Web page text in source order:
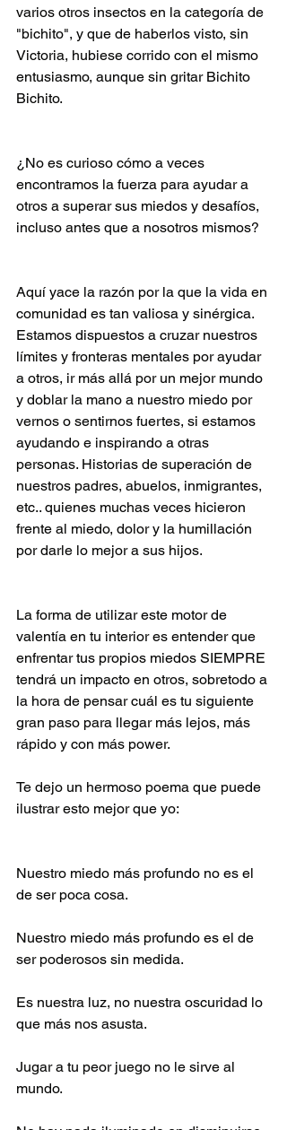
varios otros insectos en la categoría de
"bichito", y que de haberlos visto, sin
Victoria, hubiese corrido con el mismo
entusiasmo, aunque sin gritar Bichito
Bichito.
¿No es curioso cómo a veces
encontramos la fuerza para ayudar a
otros a superar sus miedos y desafíos,
incluso antes que a nosotros mismos?
Aquí yace la razón por la que la vida en
comunidad es tan valiosa y sinérgica.
Estamos dispuestos a cruzar nuestros
límites y fronteras mentales por ayudar
a otros, ir más allá por un mejor mundo
y doblar la mano a nuestro miedo por
vernos o sentirnos fuertes, si estamos
ayudando e inspirando a otras
personas. Historias de superación de
nuestros padres, abuelos, inmigrantes,
etc.. quienes muchas veces hicieron
frente al miedo, dolor y la humillación
por darle lo mejor a sus hijos.
La forma de utilizar este motor de
valentía en tu interior es entender que
enfrentar tus propios miedos SIEMPRE
tendrá un impacto en otros, sobretodo a
la hora de pensar cuál es tu siguiente
gran paso para llegar más lejos, más
rápido y con más power.
Te dejo un hermoso poema que puede
ilustrar esto mejor que yo:
Nuestro miedo más profundo no es el
de ser poca cosa.
Nuestro miedo más profundo es el de
ser poderosos sin medida.
Es nuestra luz, no nuestra oscuridad lo
que más nos asusta.
Jugar a tu peor juego no le sirve al
mundo.